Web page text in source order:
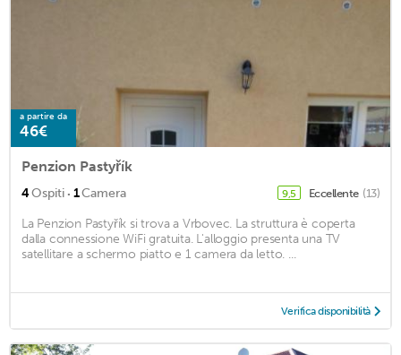
a partire da
46€
Penzion Pastyřík
4Ospiti · 1Camera 9,5 Eccellente (13)
La Penzion Pastyřík si trova a Vrbovec. La struttura è coperta
dalla connessione WiFi gratuita. L'alloggio presenta una TV
satellitare a schermo piatto e 1 camera da letto. ...
Verifica disponibilità